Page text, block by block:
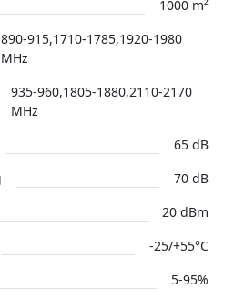
1000 m²
890-915,1710-1785,1920-1980
MHz
935-960,1805-1880,2110-2170
MHz
65 dB
70 dB
20 dBm
-25/+55°C
5-95%